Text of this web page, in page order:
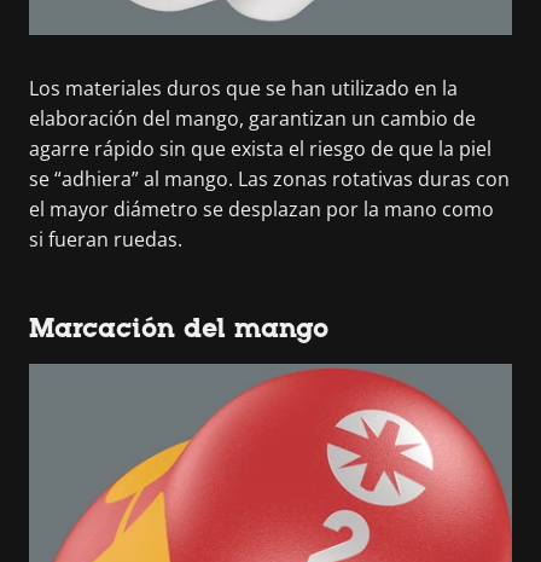
Los materiales duros que se han utilizado en la
elaboración del mango, garantizan un cambio de
agarre rápido sin que exista el riesgo de que la piel
se “adhiera” al mango. Las zonas rotativas duras con
el mayor diámetro se desplazan por la mano como
si fueran ruedas.
Marcación del mango